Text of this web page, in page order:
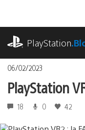
contenu
PlayStation
06/02/2023
PlayStation
18 0 42